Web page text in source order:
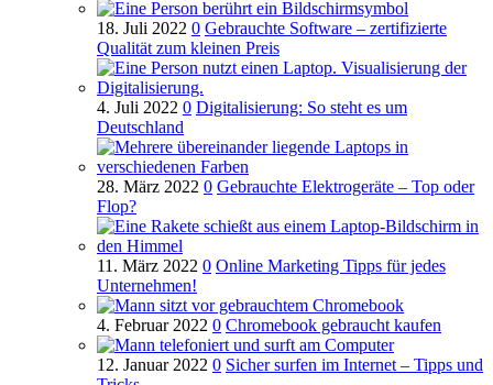
18. Juli 2022 0 Gebrauchte Software – zertifizierte
Qualität zum kleinen Preis
4. Juli 2022 0 Digitalisierung: So steht es um
Deutschland
28. März 2022 0 Gebrauchte Elektrogeräte – Top oder
Flop?
11. März 2022 0 Online Marketing Tipps für jedes
Unternehmen!
4. Februar 2022 0 Chromebook gebraucht kaufen
12. Januar 2022 0 Sicher surfen im Internet – Tipps und